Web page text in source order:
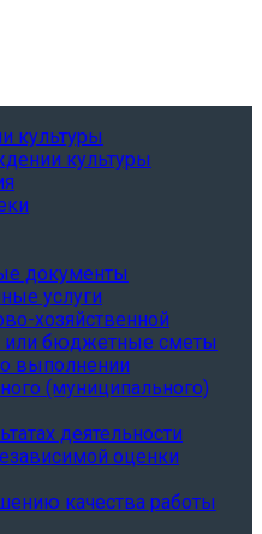
культуры
культуры
документы
услуги
хозяйственной
или бюджетные сметы
выполнении
(муниципального)
деятельности
оценки
качества работы